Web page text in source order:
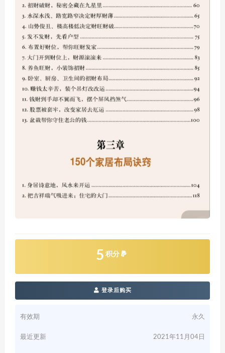
5 积分
登录后购买
有效期 永久
最近更新 2021年11月04日